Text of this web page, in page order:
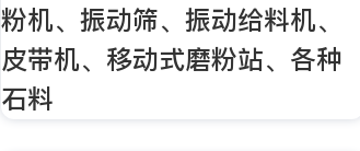
粉机、振动筛、振动给料机、
皮带机、移动式磨粉站、各种
石料